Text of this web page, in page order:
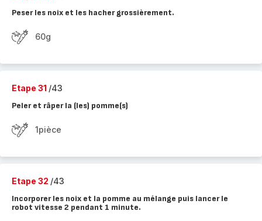
Peser les noix et les hacher grossièrement.
60g
Etape 31 /43
Peler et râper la (les) pomme(s)
1pièce
Etape 32 /43
Incorporer les noix et la pomme au mélange puis lancer le
robot vitesse 2 pendant 1 minute.